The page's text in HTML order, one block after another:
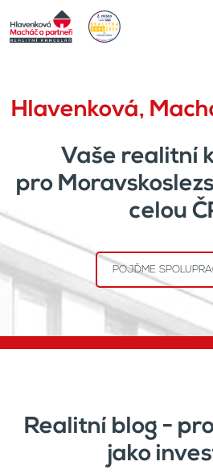
Hlavenková,
Vaše realitní
pro
celou
POJĎME
Realitní blog -
jako